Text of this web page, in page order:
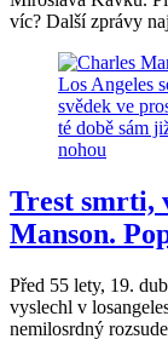
víc? Další zprávy
Trest smrti,
Manson.
Před 55 lety, 19.
vyslechl v
nemilosrdný